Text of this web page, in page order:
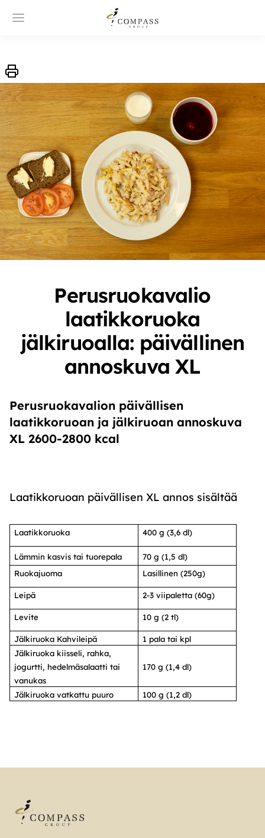
Perusruokavalio
laatikkoruoka
jälkiruoalla: päivällinen
annoskuva XL
Perusruokavalion päivällisen
laatikkoruoan ja jälkiruoan annoskuva
XL 2600-2800 kcal
Laatikkoruoan päivällisen XL annos sisältää
Laatikkoruoka 400 g (3,6 dl)
Lämmin kasvis tai tuorepala
70 g (1,5 dl)
Ruokajuoma
Lasillinen (250g)
Leipä 2-3 viipaletta (60g)
Levite 10 g (2 tl)
Jälkiruoka Kahvileipä
1 pala tai kpl
Jälkiruoka kiisseli, rahka,
jogurtti, hedelmäsalaatti tai
vanukas
170 g (1,4 dl)
Jälkiruoka vatkattu puuro 100 g (1,2 dl)